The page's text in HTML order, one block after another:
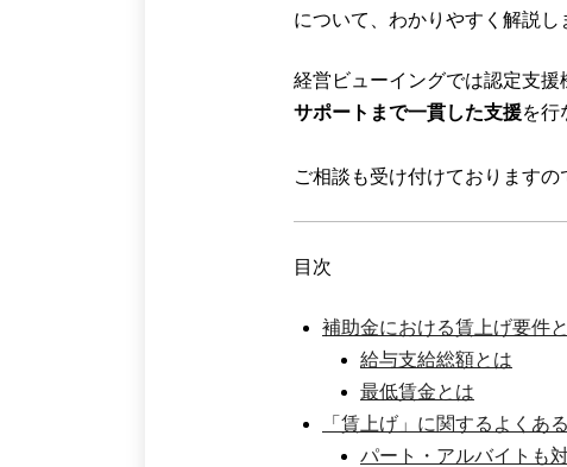
について、わかりやすく解説し
経営ビューイングでは認定支援
サポートまで一貫した支援を行
ご相談も受け付けておりますの
目次
補助金における賃上げ要件
給与支給総額とは
最低賃金とは
「賃上げ」に関するよくあ
パート・アルバイトも